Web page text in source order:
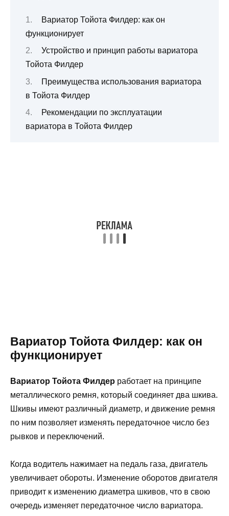
Вариатор Тойота Филдер: как он
функционирует
Устройство и принцип работы вариатора
Тойота Филдер
Преимущества использования вариатора
в Тойота Филдер
Рекомендации по эксплуатации
вариатора в Тойота Филдер
Вариатор Тойота Филдер: как он
функционирует
Вариатор Тойота Филдер работает на принципе
металлического ремня, который соединяет два шкива.
Шкивы имеют различный диаметр, и движение ремня
по ним позволяет изменять передаточное число без
рывков и переключений.
Когда водитель нажимает на педаль газа, двигатель
увеличивает обороты. Изменение оборотов двигателя
приводит к изменению диаметра шкивов, что в свою
очередь изменяет передаточное число вариатора.